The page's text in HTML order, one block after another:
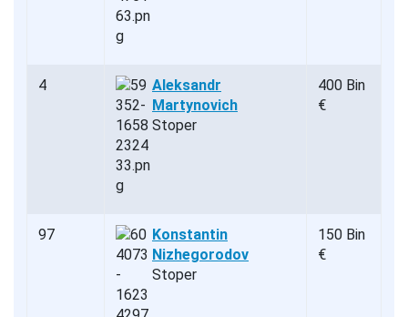
4
Aleksandr
Martynovich
Stoper
400 Bin
€
97
Konstantin
Nizhegorodov
Stoper
150 Bin
€